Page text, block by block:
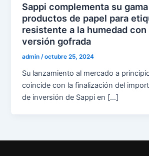
Sappi complementa su
productos de papel para
resistente a la humedad con
versión gofrada
admin/octubre 25, 2024
Su lanzamiento al mercado a
coincide con la finalización del
de inversión de Sappi en […]